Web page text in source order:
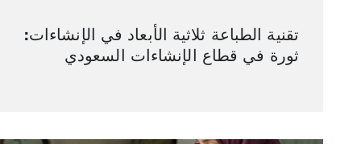
تقنية الطباعة ثلاثية الأبعاد في الإنشاءات:
ثورة في قطاع الإنشاءات السعودي